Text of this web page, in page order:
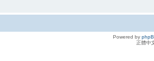
Powered by
正體中